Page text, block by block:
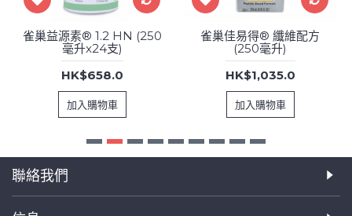
雀巢益源素® 1.2 HN (250
毫升x24支)
HK$658.0
加入購物車
雀巢佳易得® 纖維配方
(250毫升)
HK$1,035.0
加入購物車
聯絡我們